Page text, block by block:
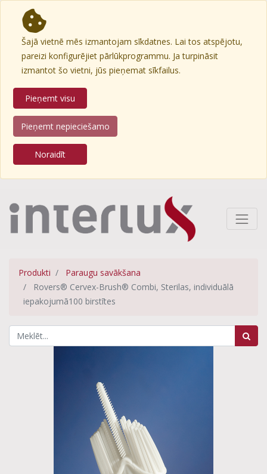
Šajā vietnē mēs izmantojam sīkdatnes. Lai tos atspējotu,
pareizi konfigurējiet pārlūkprogrammu. Ja turpināsit
izmantot šo vietni, jūs pieņemat sīkfailus.
Pieņemt visu
Pieņemt nepieciešamo
Noraidīt
Produkti
Paraugu savākšana
Rovers® Cervex-Brush® Combi, Sterilas, individuālā
iepakojumā100 birstītes